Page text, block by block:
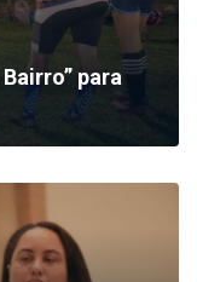
para